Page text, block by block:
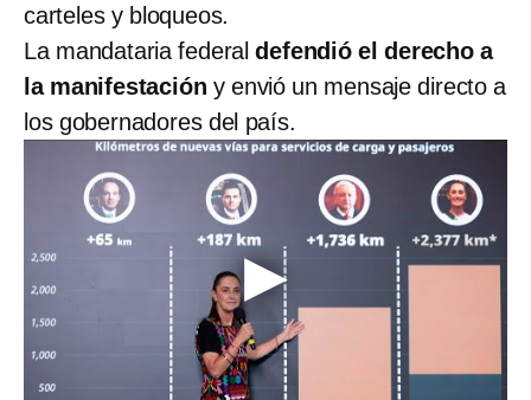
carteles y bloqueos.
La mandataria federaldefendió el derecho a
la manifestación y envió un mensaje directo a
los gobernadores del país.